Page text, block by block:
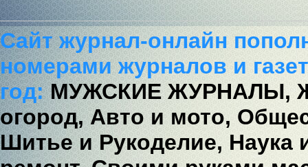
Сайт журнал-онлайн
номерами журналов и
год:МУЖСКИЕ ЖУРНАЛЫ,
огород, Авто и мото,
Шитье и Рукоделие, Наука